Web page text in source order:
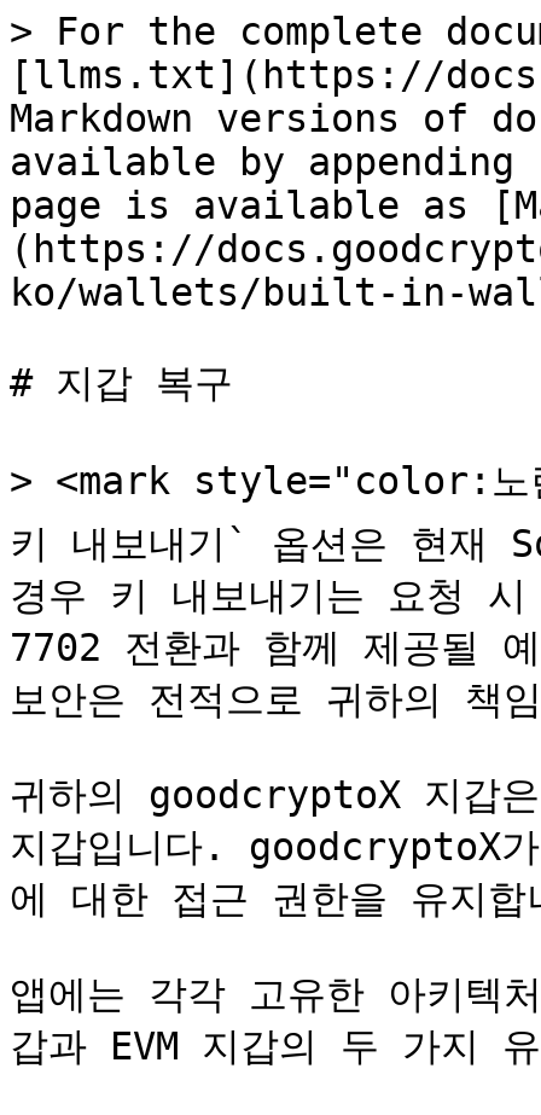
> For the complete
[llms.txt](https://
Markdown versions of
available by
page is available as
(https://
ko/wallets/built-in-
# 지갑 복구
> <mark style="color:노
키 내보내기` 옵션은 현재
경우 키 내보내기는 요청
7702 전환과 함께 제공될
보안은 전적으로 귀하의 책
귀하의 goodcryptoX 지갑
지갑입니다. goodcryptoX
에 대한 접근 권한을 유지합
앱에는 각각 고유한 아키텍
갑과 EVM 지갑의 두 가지